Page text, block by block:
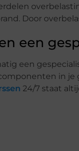
Door
een
een
in je
24/7 staat